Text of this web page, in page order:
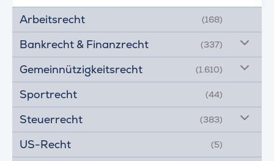
Arbeitsrecht (168)
Bankrecht & Finanzrecht (337)
Gemeinnützigkeitsrecht (1.610)
Sportrecht (44)
Steuerrecht (383)
US-Recht (5)